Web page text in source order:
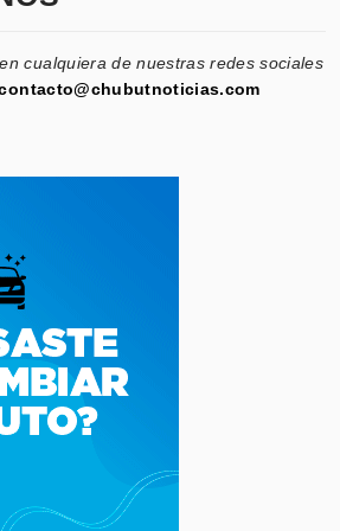
en cualquiera de nuestras redes sociales